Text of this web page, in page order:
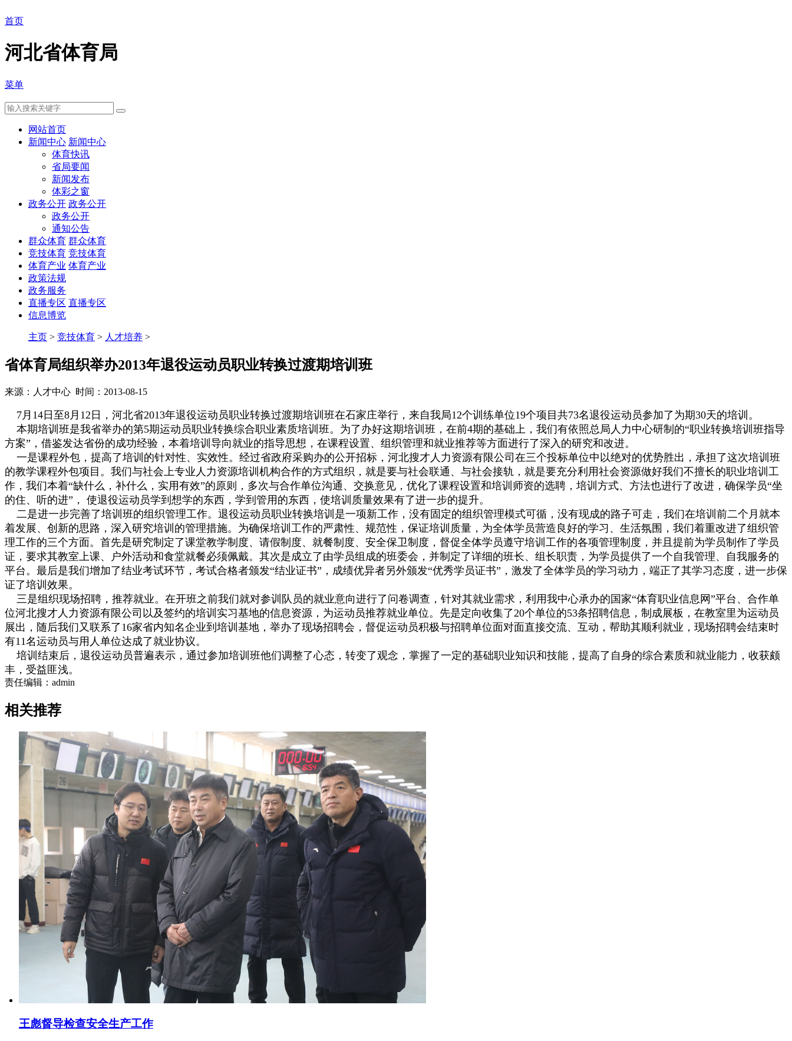
首页
河北省体育局
菜单
网站首页
新闻中心 新闻中心
体育快讯
省局要闻
新闻发布
体彩之窗
政务公开 政务公开
政务公开
通知公告
群众体育 群众体育
竞技体育 竞技体育
体育产业 体育产业
政策法规
政务服务
直播专区 直播专区
信息博览
主页 > 竞技体育 > 人才培养 >
省体育局组织举办2013年退役运动员职业转换过渡期培训班
来源：人才中心 时间：2013-08-15
7月14日至8月12日，河北省2013年退役运动员职业转换过渡期培训班在石家庄举行，来自我局12个训练单位19个项目共73名退役运动员参加了为期30天的培训。
本期培训班是我省举办的第5期运动员职业转换综合职业素质培训班。为了办好这期培训班，在前4期的基础上，我们有依照总局人力中心研制的“职业转换培训班指导
方案”，借鉴发达省份的成功经验，本着培训导向就业的指导思想，在课程设置、组织管理和就业推荐等方面进行了深入的研究和改进。
一是课程外包，提高了培训的针对性、实效性。经过省政府采购办的公开招标，河北搜才人力资源有限公司在三个投标单位中以绝对的优势胜出，承担了这次培训班
的教学课程外包项目。我们与社会上专业人力资源培训机构合作的方式组织，就是要与社会联通、与社会接轨，就是要充分利用社会资源做好我们不擅长的职业培训工
作，我们本着“缺什么，补什么，实用有效”的原则，多次与合作单位沟通、交换意见，优化了课程设置和培训师资的选聘，培训方式、方法也进行了改进，确保学员“坐
的住、听的进”， 使退役运动员学到想学的东西，学到管用的东西，使培训质量效果有了进一步的提升。
二是进一步完善了培训班的组织管理工作。退役运动员职业转换培训是一项新工作，没有固定的组织管理模式可循，没有现成的路子可走，我们在培训前二个月就本
着发展、创新的思路，深入研究培训的管理措施。为确保培训工作的严肃性、规范性，保证培训质量，为全体学员营造良好的学习、生活氛围，我们着重改进了组织管
理工作的三个方面。首先是研究制定了课堂教学制度、请假制度、就餐制度、安全保卫制度，督促全体学员遵守培训工作的各项管理制度，并且提前为学员制作了学员
证，要求其教室上课、户外活动和食堂就餐必须佩戴。其次是成立了由学员组成的班委会，并制定了详细的班长、组长职责，为学员提供了一个自我管理、自我服务的
平台。最后是我们增加了结业考试环节，考试合格者颁发“结业证书”，成绩优异者另外颁发“优秀学员证书”，激发了全体学员的学习动力，端正了其学习态度，进一步保
证了培训效果。
三是组织现场招聘，推荐就业。在开班之前我们就对参训队员的就业意向进行了问卷调查，针对其就业需求，利用我中心承办的国家“体育职业信息网”平台、合作单
位河北搜才人力资源有限公司以及签约的培训实习基地的信息资源，为运动员推荐就业单位。先是定向收集了20个单位的53条招聘信息，制成展板，在教室里为运动员
展出，随后我们又联系了16家省内知名企业到培训基地，举办了现场招聘会，督促运动员积极与招聘单位面对面直接交流、互动，帮助其顺利就业，现场招聘会结束时
有11名运动员与用人单位达成了就业协议。
培训结束后，退役运动员普遍表示，通过参加培训班他们调整了心态，转变了观念，掌握了一定的基础职业知识和技能，提高了自身的综合素质和就业能力，收获颇
丰，受益匪浅。
责任编辑：admin
相关推荐
王彪督导检查安全生产工作